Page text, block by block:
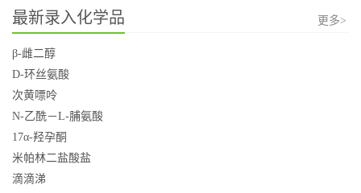
最新录入化学品 更多>
β-雌二醇
D-环丝氨酸
次黄嘌呤
N-乙酰－L-脯氨酸
17α-羟孕酮
米帕林二盐酸盐
滴滴涕